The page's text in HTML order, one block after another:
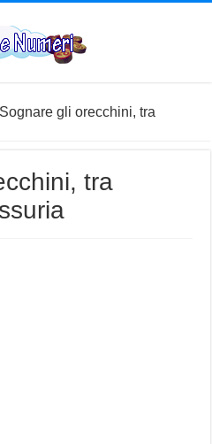
Sognare gli orecchini, tra
tra